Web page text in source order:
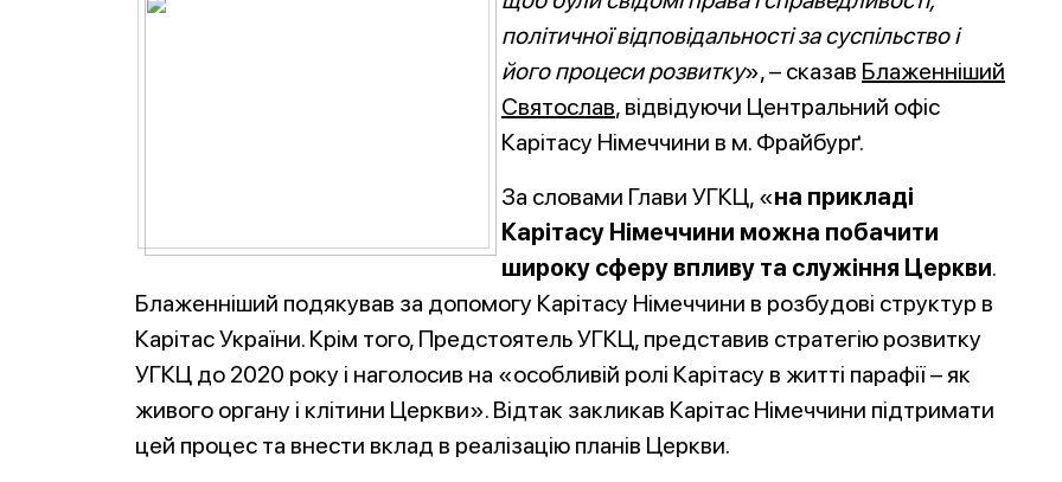
політичної відповідальності за суспільство і
його процеси розвитку», – сказав Блаженніший
Святослав, відвідуючи Центральний офіс
Карітасу Німеччини в м. Фрайбурґ.
За словами Глави УГКЦ, «на прикладі
Карітасу Німеччини можна побачити
широку сферу впливу та служіння Церкви.
Блаженніший подякував за допомогу Карітасу Німеччини в розбудові структур в
Карітас України. Крім того, Предстоятель УГКЦ, представив стратегію розвитку
УГКЦ до 2020 року і наголосив на «особливій ролі Карітасу в житті парафії – як
живого органу і клітини Церкви». Відтак закликав Карітас Німеччини підтримати
цей процес та внести вклад в реалізацію планів Церкви.